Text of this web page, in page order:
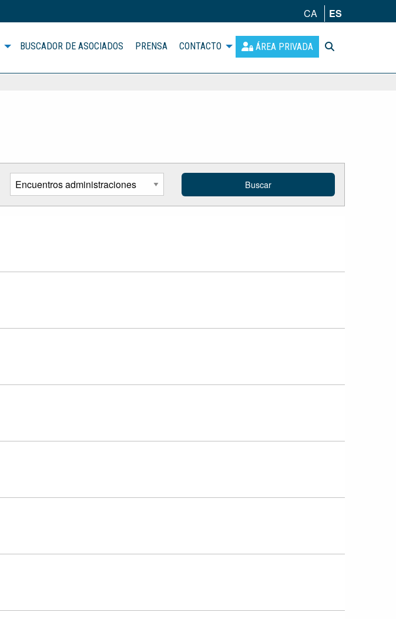
CA ES
BUSCADOR DE ASOCIADOS PRENSA CONTACTO ÁREA PRIVADA